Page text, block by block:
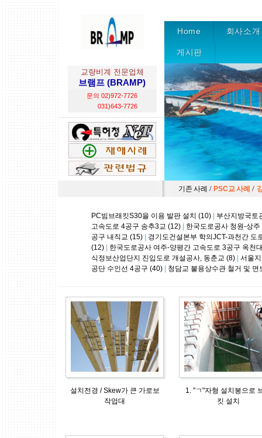
Home 회사소개
게시판
교량비계 전문업체
브램프 (BRAMP)
문의 02)972-7726
031)643-7726
기존 사례 /PSC교 사례 /
PC빔브래킷S30을 이용 발판 설치 (10)
부산지방국토
고속도로 4공구 송추3교 (12)
한국도로공사 청원-상
공구 내직교 (15)
경기도건설본부 학의JCT-과천간 도
(12)
한국도로공사 여주-양평간 고속도로 3공구 옥천
식정보산업단지 진입도로 개설공사, 동춘교 (8)
서울
공단 수인선 4공구 (40)
청담교 불용상수관 철거 및 면
설치전경 / Skew가 큰 가로보
작업대
1. "ㄱ"자형 설치봉으로
킷 설치